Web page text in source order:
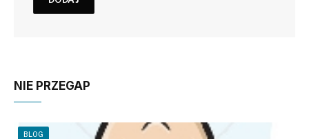
NIE PRZEGAP
BLOG